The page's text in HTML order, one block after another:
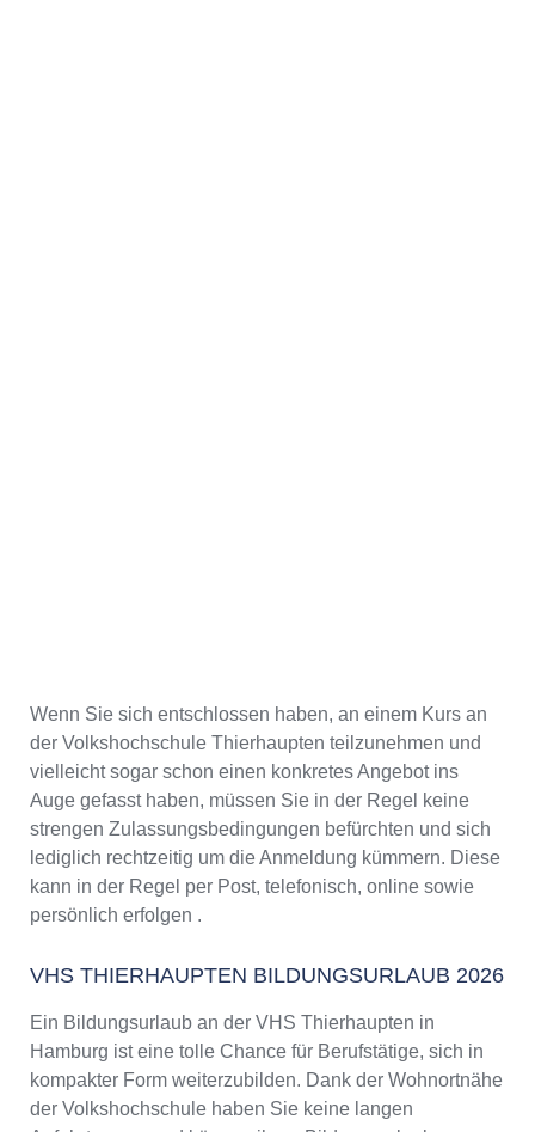
Wenn Sie sich entschlossen haben, an einem Kurs an
der Volkshochschule Thierhaupten teilzunehmen und
vielleicht sogar schon einen konkretes Angebot ins
Auge gefasst haben, müssen Sie in der Regel keine
strengen Zulassungsbedingungen befürchten und sich
lediglich rechtzeitig um die Anmeldung kümmern. Diese
kann in der Regel per Post, telefonisch, online sowie
persönlich erfolgen .
VHS THIERHAUPTEN BILDUNGSURLAUB 2026
Ein Bildungsurlaub an der VHS Thierhaupten in
Hamburg ist eine tolle Chance für Berufstätige, sich in
kompakter Form weiterzubilden. Dank der Wohnortnähe
der Volkshochschule haben Sie keine langen